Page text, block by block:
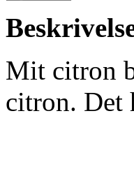
Mit citron
citron. Det